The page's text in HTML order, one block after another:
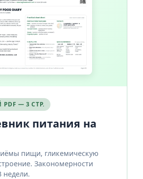
— 3 СТР.
питания на
пищи, гликемическую
Закономерности
недели.